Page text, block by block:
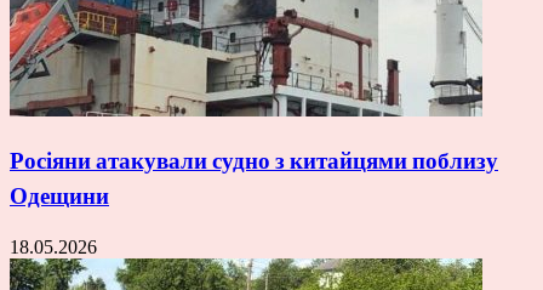
Росіяни атакували судно з китайцями поблизу
Одещини
18.05.2026